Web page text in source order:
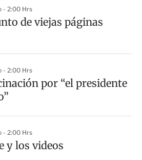
- 2:00 Hrs
de viejas páginas
- 2:00 Hrs
por “el presidente
- 2:00 Hrs
y los videos